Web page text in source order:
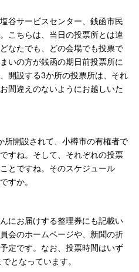
谷サービスセンター、銭函市民
こちらは、当日の投票所とは違
なたでも、どの会場でも投票で
いの方が銭函の期日前投票所に
開設する3か所の投票所は、それ
間違えのないようにお越しいた
開設されて、小樽市の有権者で
すね。そして、それぞれの投票
とですね。そのスケジュール
すか。
にお届けする整理券にも記載い
会のホームページや、新聞の折
定です。なお、投票時間はいず
となっています。